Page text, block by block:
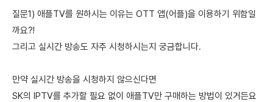
질문1) 애플TV를 원하시는 이유는 OTT 앱(어플)을 이용하기 위함일
까요?!
그리고 실시간 방송도 자주 시청하시는지 궁금합니다.
만약 실시간 방송을 시청하지 않으신다면
SK의 IPTV를 추가할 필요 없이 애플TV만 구매하는 방법이 있거든요